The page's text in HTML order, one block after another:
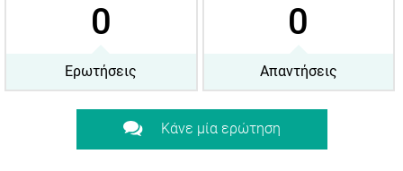
0
Ερωτήσεις
0
Απαντήσεις
Κάνε μία ερώτηση